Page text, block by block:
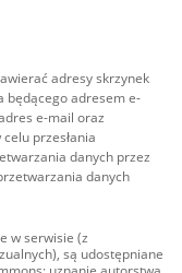
adresy skrzynek
będącego adresem e-
e-mail oraz
przesłania
danych przez
danych
w serwisie (z
są udostępniane